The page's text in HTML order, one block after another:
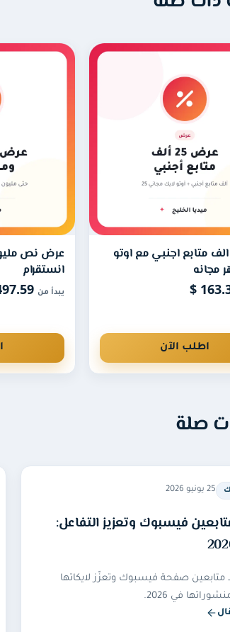
الأوتو لايك وما فائدتها؟
التلقائي يساعد على رفع ترتيب صورك
يبدأ إرسال المتابعين إلى حسابي؟
يبدأ الإرسال خلال 12 إلى 24
لمتابعة طلبك ومساعدتك فورًا.
إلى كلمة المرور لتنفيذ
حتى لا تتوقف خدمة الأوتو لايك.
عرض 25 الف متابع اجنبي مع اوتو
مجانه
اطلب الآن
عرض نص
انستقرام
يبدأ من 1497.59 $
صلة
25 يونيو 2026
فيسبوك وتعزيز التفاعل:
متابعين صفحة فيسبوك وتعزّز لايكاتها
في 2026.